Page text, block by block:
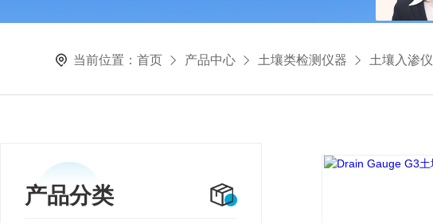
当前位置：首页 产品中心 土壤类检测仪器 土壤入渗仪
产品分类